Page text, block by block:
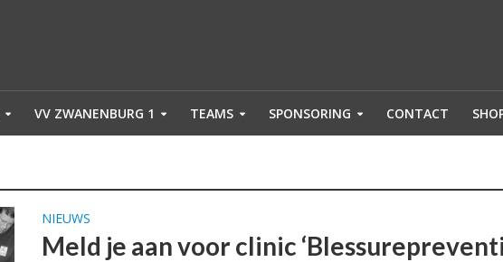
VV ZWANENBURG 1 TEAMS SPONSORING CONTACT
NIEUWS
Meld je aan voor clinic